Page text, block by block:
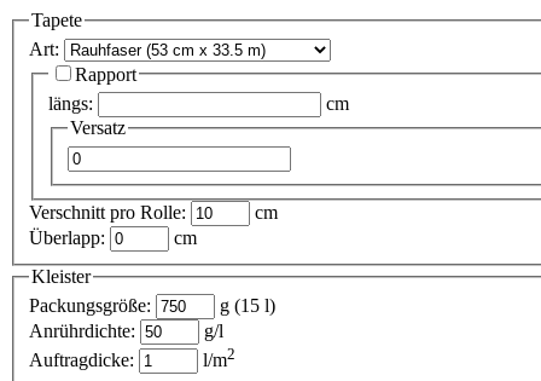
Tapete
Art:
Rapport
längs:
cm
Versatz
Verschnitt pro Rolle:
cm
Überlapp:
cm
Kleister
Packungsgröße:
g (15 l)
Anrührdichte:
g/l
Auftragdicke:
l/m2